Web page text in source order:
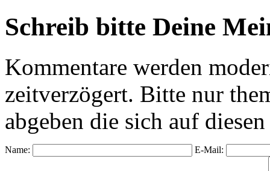
Schreib bitte Deine
Kommentare werden
zeitverzögert. Bitte nur
abgeben die sich auf
Name: E-Mail: